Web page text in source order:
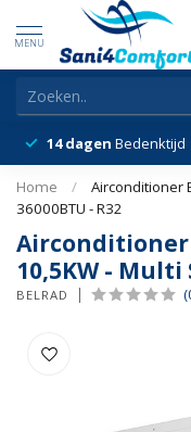
MENU
14 dagen Bedenktijd
Home /
Airconditioner
36000BTU - R32
10,5KW - Multi
BELRAD